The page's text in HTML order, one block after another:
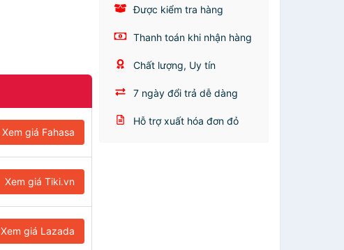
Xem giá Fahasa
Xem giá Tiki.vn
Xem giá Lazada
Được kiểm tra hàng
Thanh toán khi nhận hàng
Chất lượng, Uy tín
7 ngày đổi trả dễ dàng
Hỗ trợ xuất hóa đơn đỏ